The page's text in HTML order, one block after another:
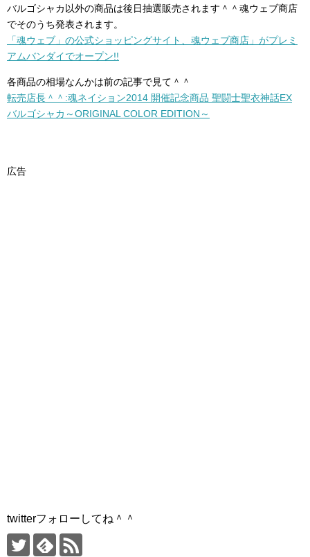
バルゴシャカ以外の商品は後日抽選販売されます＾＾魂ウェブ商店
でそのうち発表されます。
「魂ウェブ」の公式ショッピングサイト、魂ウェブ商店」がプレミ
アムバンダイでオープン!!
各商品の相場なんかは前の記事で見て＾＾
転売店長＾＾:魂ネイション2014 開催記念商品 聖闘士聖衣神話EX
バルゴシャカ～ORIGINAL COLOR EDITION～
広告
twitterフォローしてね＾＾